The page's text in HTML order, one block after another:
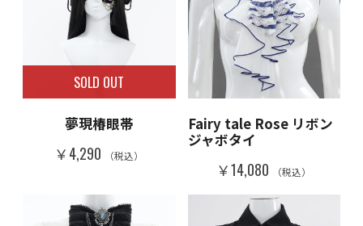
SOLD OUT
夢現椿眼帯
￥4,290 （税込）
Fairy tale Rose リボン
ジャボタイ
￥14,080 （税込）